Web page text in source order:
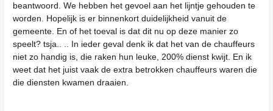
beantwoord. We hebben het gevoel aan het lijntje gehouden te
worden. Hopelijk is er binnenkort duidelijkheid vanuit de
gemeente. En of het toeval is dat dit nu op deze manier zo
speelt? tsja.. .. In ieder geval denk ik dat het van de chauffeurs
niet zo handig is, die raken hun leuke, 200% dienst kwijt. En ik
weet dat het juist vaak de extra betrokken chauffeurs waren die
die diensten kwamen draaien.